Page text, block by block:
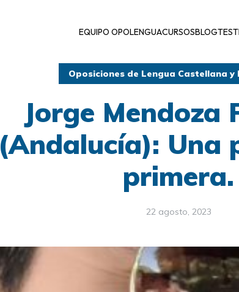
EQUIPO OPOLENGUACURSOSBLOG
Oposiciones de Lengua Castellana
Jorge Mendoza
(Andalucía): Una
primera.
22 agosto, 2023